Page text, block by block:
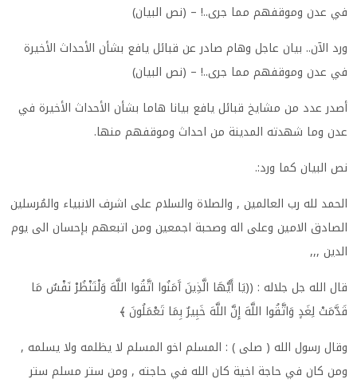
في عدن وموقفهم مما جرى..! – (نص البيان)
ورد الآن.. بيان عاجل وهام صادر عن قبائل يافع بشأن الأحداث الأخيرة
في عدن وموقفهم مما جرى..! – (نص البيان)
أصدر عدد من مشايخ قبائل يافع بيانا هاما بشأن الأحداث الأخيرة في
عدن وما شهدته المدينة من احداث وموقفهم منها.
نص البيان كما ورد:.
الحمد لله رب العالمين , والصلاة والسلام على اشرف الانبياء والمُرسلين
الصادق الامين وعلى اله وصحبة اجمعين ومن اتبعهم بإحسان الى يوم
الدين ,,,
قال الله جل جلاله : ((يَا أَيُّهَا الَّذِينَ آَمَنُوا اتَّقُوا اللَّهَ وَلْتَنْظُرْ نَفْسٌ مَا
قَدَّمَتْ لِغَدٍ وَاتَّقُوا اللَّهَ إِنَّ اللَّهَ خَبِيرٌ بِمَا تَعْمَلُونَ ﴾
وقال رسول الله ( صلى ) : المسلم اخو المسلم لا يظلمه ولا يسلمه ,
ومن كان في حاجة اخية كان الله في حاجته , ومن ستر مسلم ستر